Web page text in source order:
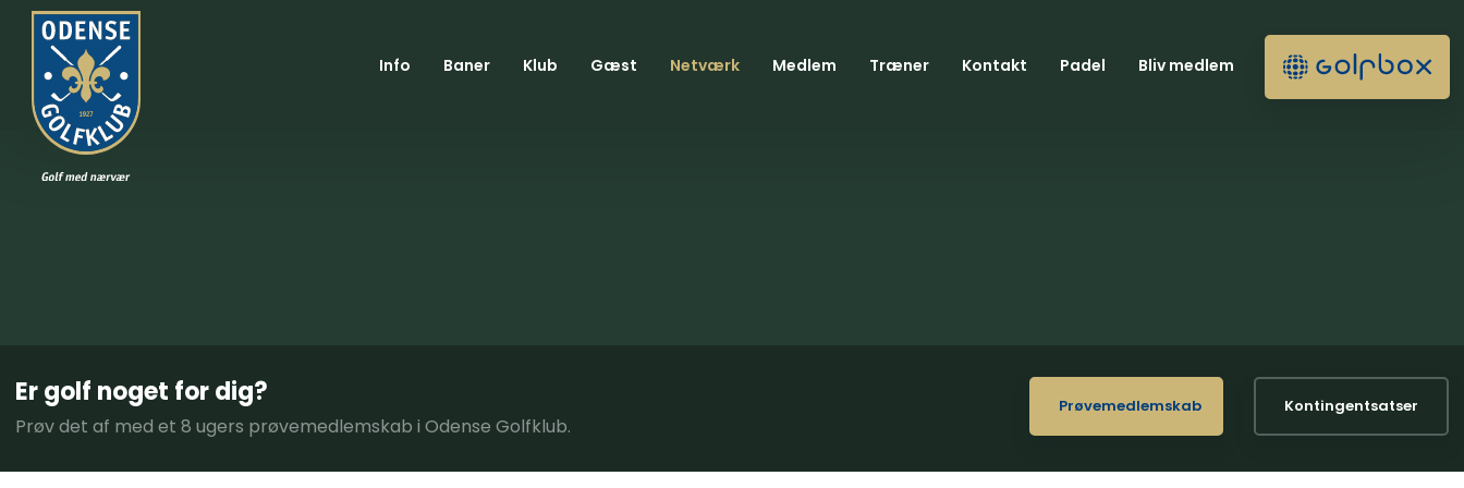
Info Baner Klub Gæst Netværk Medlem Træner Kontakt Padel Bliv medlem
Er golf noget for dig?
Prøv det af med et 8 ugers prøvemedlemskab i Odense Golfklub.
Prøvemedlemskab Kontingentsatser